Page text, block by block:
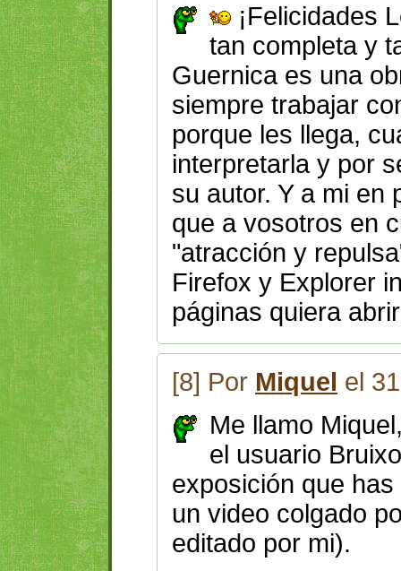
¡Felicidades
tan completa y
Guernica es una
siempre trabajar
porque les llega,
interpretarla y por
su autor. Y a mi en
que a vosotros en
"atracción y
Firefox y Explorer
páginas quiera
[8] Por Miquel el
Me llamo
el usuario
exposición que
un video colgado
editado por mi).